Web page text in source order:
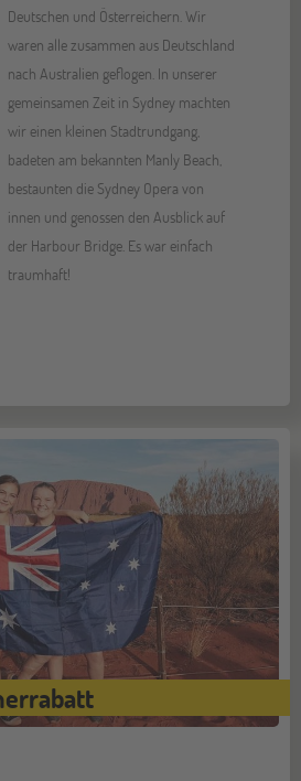
Deutschen und Österreichern. Wir
waren alle zusammen aus Deutschland
nach Australien geflogen. In unserer
gemeinsamen Zeit in Sydney machten
wir einen kleinen Stadtrundgang,
badeten am bekannten Manly Beach,
bestaunten die Sydney Opera von
innen und genossen den Ausblick auf
der Harbour Bridge. Es war einfach
traumhaft!